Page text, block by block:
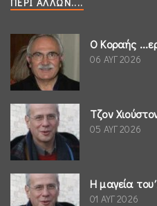
Ο Κοραής
06 ΑΥΓ 2026
Τζον
05 ΑΥΓ 2026
Η μαγεία
01 ΑΥΓ 2026